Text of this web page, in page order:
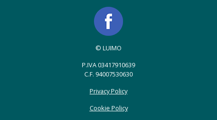
© LUIMO
P.IVA 03417910639
C.F. 94007530630
Privacy Policy
Cookie Policy